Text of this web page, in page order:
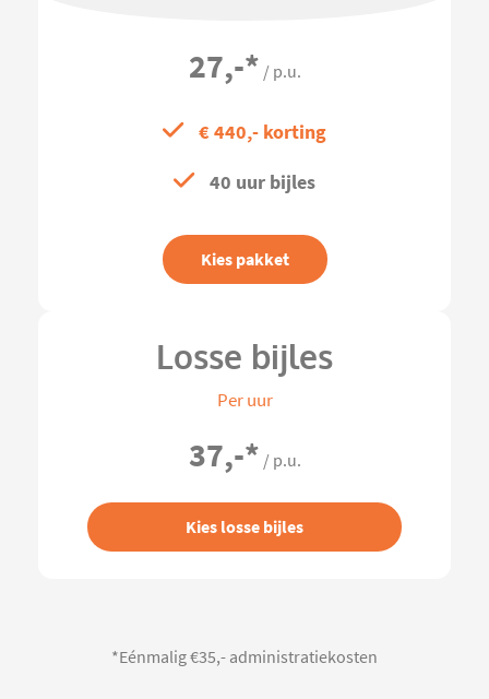
27,-* / p.u.
€ 440,- korting
40 uur bijles
Kies pakket
Losse bijles
Per uur
37,-* / p.u.
Kies losse bijles
*Eénmalig €35,- administratiekosten